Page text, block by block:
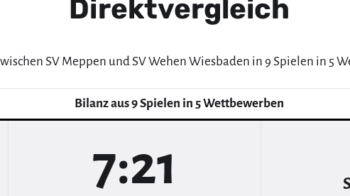
Direktvergleich
SV Meppen und SV Wehen Wiesbaden in 9 Spielen in 5
Bilanz aus 9 Spielen in 5 Wettbewerben
7:21